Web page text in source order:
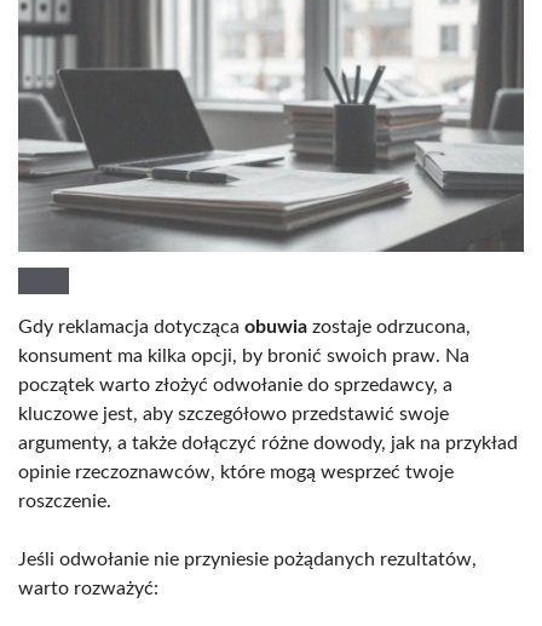
Gdy reklamacja dotycząca obuwia zostaje odrzucona,
konsument ma kilka opcji, by bronić swoich praw. Na
początek warto złożyć odwołanie do sprzedawcy, a
kluczowe jest, aby szczegółowo przedstawić swoje
argumenty, a także dołączyć różne dowody, jak na przykład
opinie rzeczoznawców, które mogą wesprzeć twoje
roszczenie.
Jeśli odwołanie nie przyniesie pożądanych rezultatów,
warto rozważyć: